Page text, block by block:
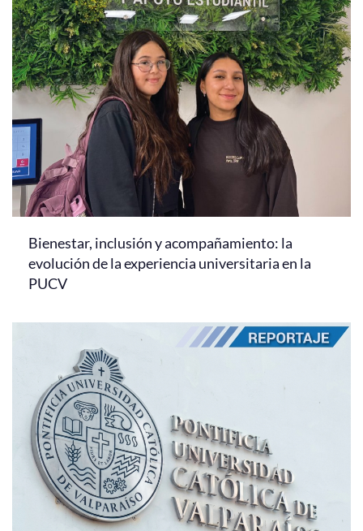
Bienestar, inclusión y acompañamiento: la
evolución de la experiencia universitaria en la
PUCV